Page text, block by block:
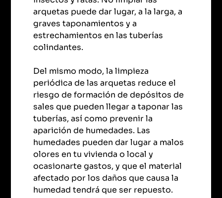
arquetas puede dar lugar, a la larga, a
graves taponamientos y a
estrechamientos en las tuberías
colindantes.
Del mismo modo, la limpieza
periódica de las arquetas reduce el
riesgo de formación de depósitos de
sales que pueden llegar a taponar las
tuberías, así como prevenir la
aparición de humedades. Las
humedades pueden dar lugar a malos
olores en tu vivienda o local y
ocasionarte gastos, y que el material
afectado por los daños que causa la
humedad tendrá que ser repuesto.